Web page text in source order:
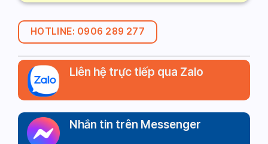
HOTLINE: 0906 289 277
Liên hệ trực tiếp qua Zalo
Nhắn tin trên Messenger